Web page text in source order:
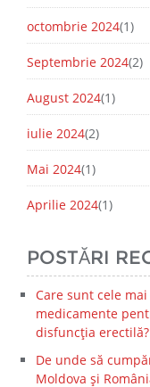
octombrie 2024(1)
Septembrie 2024(2)
August 2024(1)
iulie 2024(2)
Mai 2024(1)
Aprilie 2024(1)
POSTĂRI
Care sunt cele
medicamente
disfuncția erectilă?
De unde să
Moldova și